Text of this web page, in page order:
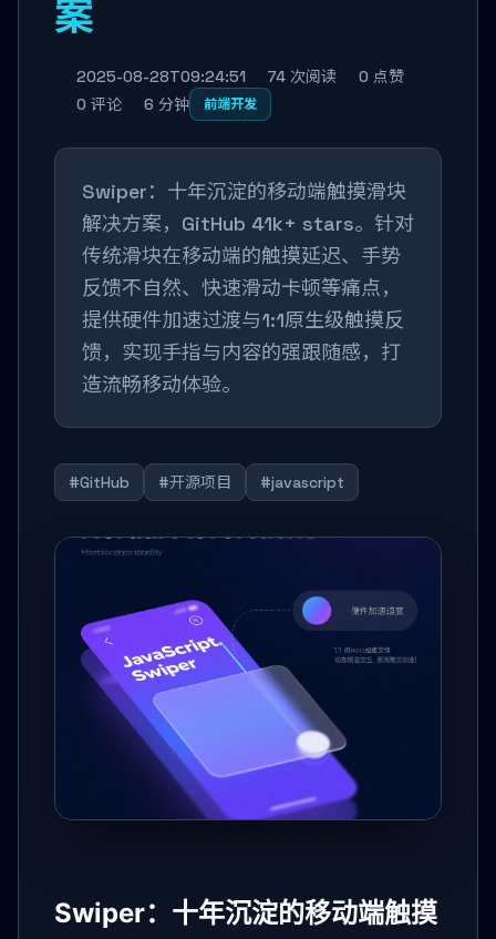
案
2025-08-28T09:24:51 74 次阅读
0 点赞
0 评论
6 分钟 前端开发
Swiper：十年沉淀的移动端触摸滑块
解决方案，GitHub 41k+ stars。针对
传统滑块在移动端的触摸延迟、手势
反馈不自然、快速滑动卡顿等痛点，
提供硬件加速过渡与1:1原生级触摸反
馈，实现手指与内容的强跟随感，打
造流畅移动体验。
#GitHub #开源项目 #javascript
Swiper：十年沉淀的移动端触摸